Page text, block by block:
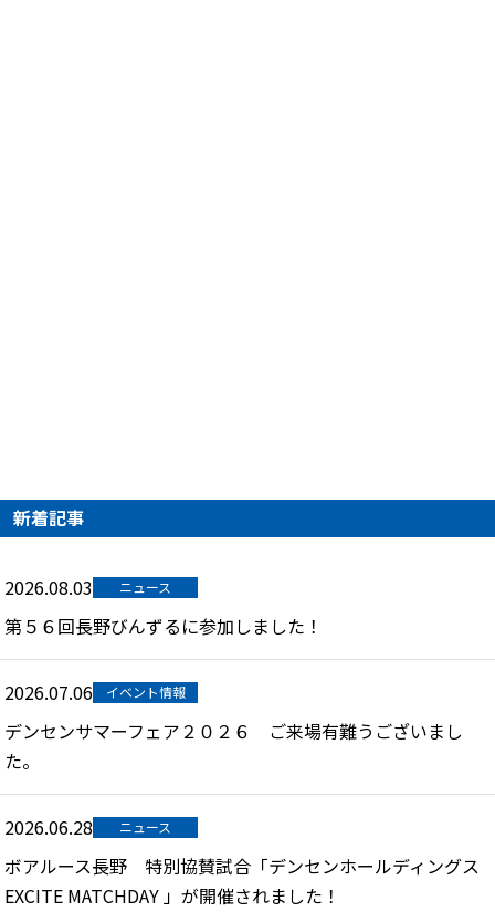
新着記事
2026.08.03 ニュース
第５６回長野びんずるに参加しました！
2026.07.06 イベント情報
デンセンサマーフェア２０２６ ご来場有難うございまし
た。
2026.06.28 ニュース
ボアルース長野 特別協賛試合「デンセンホールディングス
EXCITE MATCHDAY 」が開催されました！